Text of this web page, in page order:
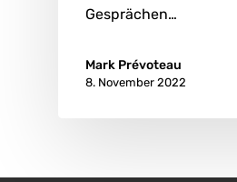
Gesprächen…
Mark Prévoteau
8. November 2022